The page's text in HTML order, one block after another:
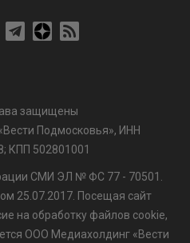
защищены
Подмосковья», ИНН
КПП 502801001
СМИ ЭЛ № ФС 77 - 70501.
25.07.2017. Посещая сайт
на обработку файлов cookie,
ООО Медиахолдинг «Вести